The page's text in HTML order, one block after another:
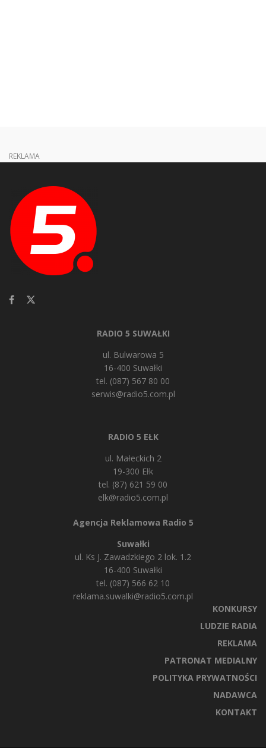
REKLAMA
RADIO 5 SUWAŁKI
ul. Bulwarowa 5
16-400 Suwałki
tel. (087) 567 80 00
serwis@radio5.com.pl
RADIO 5 EŁK
ul. Małeckich 2
19-300 Ełk
tel. (87) 621 59 00
elk@radio5.com.pl
Agencja Reklamowa Radio 5
Suwałki
ul. Ks J. Zawadzkiego 2 lok. 1.2
16-400 Suwałki
tel. (087) 566 62 10
reklama.suwalki@radio5.com.pl
KONKURSY
LUDZIE RADIA
REKLAMA
PATRONAT MEDIALNY
POLITYKA PRYWATNOŚCI
NADAWCA
KONTAKT